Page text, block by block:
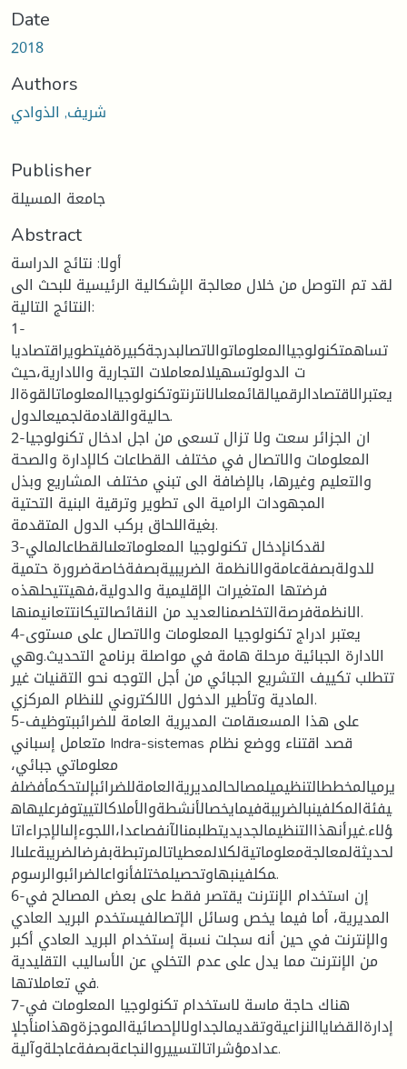
Date
2018
Authors
شريف, الذوادي
Publisher
جامعة المسيلة
Abstract
أولا: نتائج الدراسة
لقد تم التوصل من خلال معالجة الإشكالية الرئيسية للبحث الى
النتائج التالية:
1-
تساهمتكنولوجياالمعلوماتوالاتصالبدرجةكبيرةفيتطويراقتصاديا
ت الدولوتسهيلالمعاملات التجارية والادارية،حيث
يعتبرالاقتصادالرقميالقائمعلىالانترنتوتكنولوجياالمعلوماتالقوةال
حاليةوالقادمةلجميعالدول.
2-ان الجزائر سعت ولا تزال تسعى من اجل ادخال تكنولوجيا
المعلومات والاتصال في مختلف القطاعات كالإدارة والصحة
والتعليم وغيرها، بالإضافة الى تبني مختلف المشاريع وبذل
المجهودات الرامية الى تطوير وترقية البنية التحتية
بغيةاللحاق بركب الدول المتقدمة.
3-لقدكانإدخال تكنولوجيا المعلوماتعلىالقطاعالمالي
للدولةبصفةعامةوالانظمة الضريبيةبصفةخاصةضرورة حتمية
فرضتها المتغيرات الإقليمية والدولية،فهيتتيحلهذه
الانظمةفرصةالتخلصمنالعديد من النقائصالتيكانتتعانيمنها.
4-يعتبر ادراج تكنولوجيا المعلومات والاتصال على مستوى
الادارة الجبائية مرحلة هامة في مواصلة برنامج التحديث.وهي
تتطلب تكييف التشريع الجبائي من أجل التوجه نحو التقنيات غير
المادية وتأطير الدخول الالكتروني للنظام المركزي.
5-على هذا المسعىقامت المديرية العامة للضرائببتوظيف
متعامل إسباني Indra-sistemas قصد اقتناء ووضع نظام
معلوماتي جبائي،
يرميالمخططالتنظيميلمصالحالمديريةالعامةللضرائبإلىتحكمأفضلف
يفئةالمكلفينبالضريبةفيمايخصالأنشطةوالأملاكالتييتوفرعليهاه
ؤلاء.غيرأنهذاالتنظيمالجديديتطلبمنالآنفصاعدا،اللجوءإلىالإجراءاتا
لحديثةلمعالجةمعلوماتيةلكلالمعطياتالمرتبطةبفرضالضريبةعلىال
مكلفينبهاوتحصيلمختلفأنواعالضرائبوالرسوم.
6-إن استخدام الإنترنت يقتصر فقط على بعض المصالح في
المديرية، أما فيما يخص وسائل الإتصالفيستخدم البريد العادي
والإنترنت في حين أنه سجلت نسبة إستخدام البريد العادي أكبر
من الإنترنت مما يدل على عدم التخلي عن الأساليب التقليدية
في تعاملاتها.
7-هناك حاجة ماسة لاستخدام تكنولوجيا المعلومات في
إدارةالقضاياالنزاعيةوتقديمالجداولالإحصائيةالموجزةوهذامنأجلإ
عدادمؤشراتالتسييروالنجاعةبصفةعاجلةوآلية.